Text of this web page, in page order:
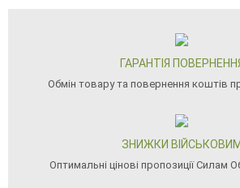
ГАРАНТІЯ
Обмін товару та повернення коштів
ЗНИЖКИ ВІЙСЬКОВИМ
Оптимальні цінові пропозиції Силам